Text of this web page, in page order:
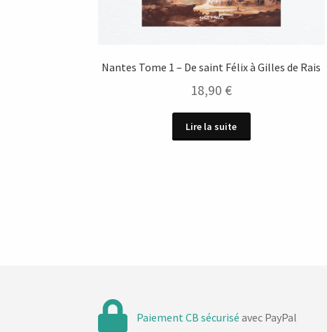
Nantes Tome 1 – De saint Félix à Gilles de Rais
18,90 €
Lire la suite
Paiement CB sécurisé avec PayPal